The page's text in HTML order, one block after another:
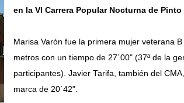
en la VI Carrera Popular Nocturna de Pinto
Marisa Varón fue la primera mujer veterana
metros con un tiempo de 27´00" (37ª de la
participantes). Javier Tarifa, también del
marca de 20´42".